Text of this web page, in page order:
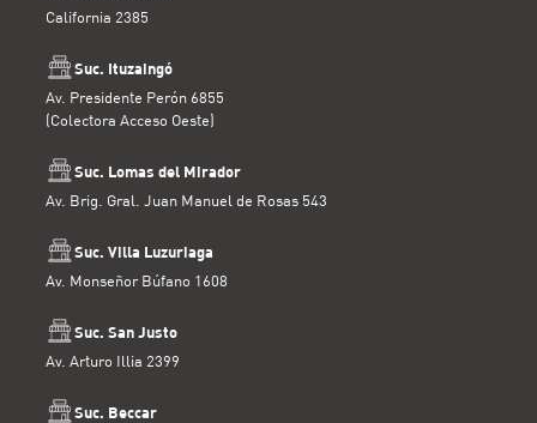
California 2385
Suc. Ituzaingó
Av. Presidente Perón 6855
(Colectora Acceso Oeste)
Suc. Lomas del Mirador
Av. Brig. Gral. Juan Manuel de Rosas 543
Suc. Villa Luzuriaga
Av. Monseñor Búfano 1608
Suc. San Justo
Av. Arturo Illia 2399
Suc. Beccar